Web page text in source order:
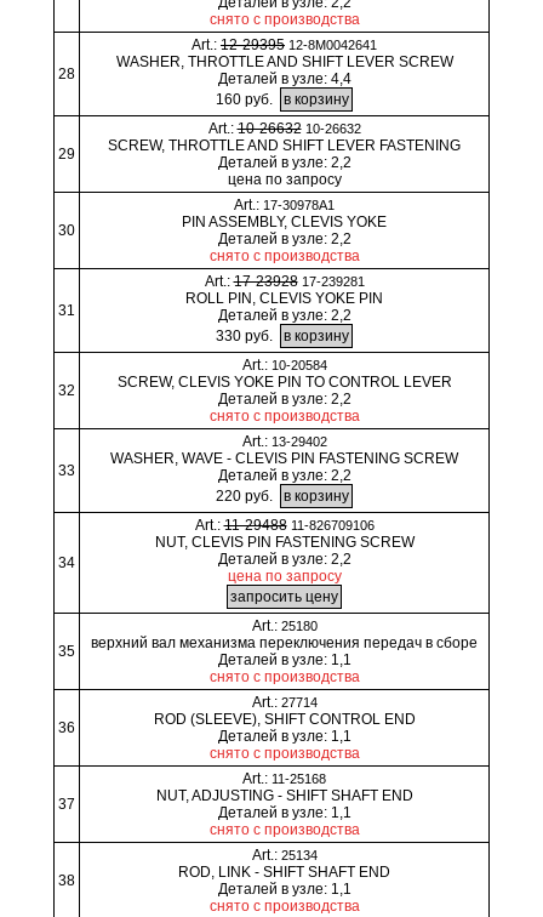
снято с производства
28
Art.: 12-29395 12-8M0042641
WASHER, THROTTLE AND SHIFT LEVER SCREW
Деталей в узле: 4,4
160 руб.
29
Art.:10-26632 10-26632
SCREW, THROTTLE AND SHIFT LEVER FASTENING
Деталей в узле: 2,2
цена по запросу
30
Art.: 17-30978A1
PIN ASSEMBLY, CLEVIS YOKE
Деталей в узле: 2,2
снято с производства
31
Art.:17-23928 17-239281
ROLL PIN, CLEVIS YOKE PIN
Деталей в узле: 2,2
330 руб.
32
Art.: 10-20584
SCREW, CLEVIS YOKE PIN TO CONTROL LEVER
Деталей в узле: 2,2
снято с производства
33
Art.: 13-29402
WASHER, WAVE - CLEVIS PIN FASTENING SCREW
Деталей в узле: 2,2
220 руб.
34
Art.:11-29488 11-826709106
NUT, CLEVIS PIN FASTENING SCREW
Деталей в узле: 2,2
цена по запросу
35
Art.: 25180
верхний вал механизма переключения передач в сборе
Деталей в узле: 1,1
снято с производства
36
Art.: 27714
ROD (SLEEVE), SHIFT CONTROL END
Деталей в узле: 1,1
снято с производства
37
Art.: 11-25168
NUT, ADJUSTING - SHIFT SHAFT END
Деталей в узле: 1,1
снято с производства
38
Art.: 25134
ROD, LINK - SHIFT SHAFT END
Деталей в узле: 1,1
снято с производства